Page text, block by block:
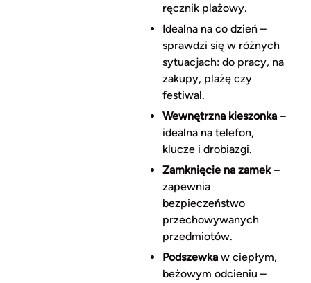
ręcznik plażowy.
Idealna na co dzień –
sprawdzi się w różnych
sytuacjach: do pracy, na
zakupy, plażę czy
festiwal.
Wewnętrzna kieszonka–
idealna na telefon,
klucze i drobiazgi.
Zamknięcie na zamek–
zapewnia
bezpieczeństwo
przechowywanych
przedmiotów.
Podszewkaw ciepłym,
beżowym odcieniu –